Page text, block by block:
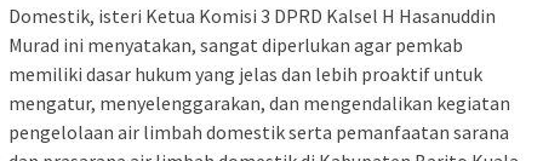
Domestik, isteri Ketua Komisi 3 DPRD Kalsel H Hasanuddin
Murad ini menyatakan, sangat diperlukan agar pemkab
memiliki dasar hukum yang jelas dan lebih proaktif untuk
mengatur, menyelenggarakan, dan mengendalikan kegiatan
pengelolaan air limbah domestik serta pemanfaatan sarana